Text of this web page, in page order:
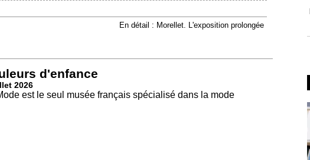
En détail : Morellet. L'exposition prolongée
d'enfance
2026
est le seul musée français spécialisé dans la mode